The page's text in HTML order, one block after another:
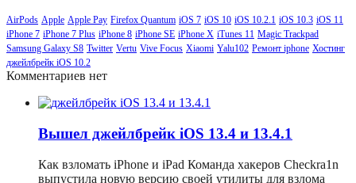
AirPods Apple Apple Pay Firefox Quantum iOS 7 iOS 10 iOS 10.2.1 iOS 10.3 iOS 11
iPhone 7 iPhone 7 Plus iPhone 8 iPhone SE iPhone X iTunes 11 Magic Trackpad
Samsung Galaxy S8 Twitter Vertu Vive Focus Xiaomi Yalu102 Ремонт iphone Хостинг
джейлбрейк iOS 10.2
Комментариев нет
Вышел джейлбрейк iOS 13.4 и 13.4.1
Как взломать iPhone и iPad Команда хакеров Checkra1n
выпустила новую версию своей утилиты для взлома